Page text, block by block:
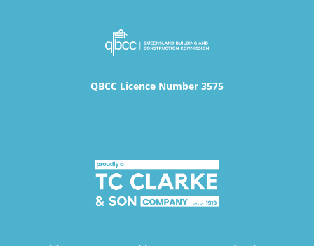
QBCC Licence Number 3575